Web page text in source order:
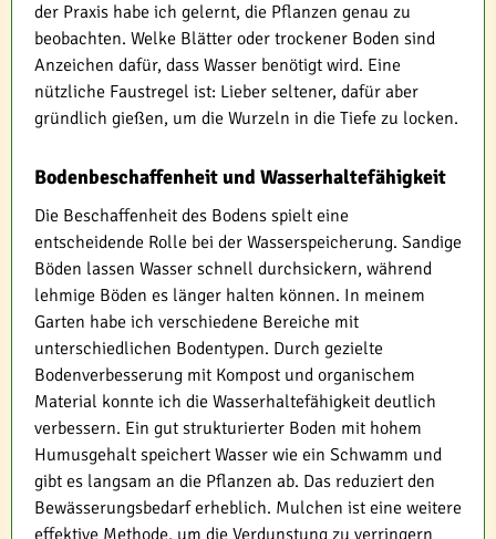
der Praxis habe ich gelernt, die Pflanzen genau zu
beobachten. Welke Blätter oder trockener Boden sind
Anzeichen dafür, dass Wasser benötigt wird. Eine
nützliche Faustregel ist: Lieber seltener, dafür aber
gründlich gießen, um die Wurzeln in die Tiefe zu locken.
Bodenbeschaffenheit und Wasserhaltefähigkeit
Die Beschaffenheit des Bodens spielt eine
entscheidende Rolle bei der Wasserspeicherung. Sandige
Böden lassen Wasser schnell durchsickern, während
lehmige Böden es länger halten können. In meinem
Garten habe ich verschiedene Bereiche mit
unterschiedlichen Bodentypen. Durch gezielte
Bodenverbesserung mit Kompost und organischem
Material konnte ich die Wasserhaltefähigkeit deutlich
verbessern. Ein gut strukturierter Boden mit hohem
Humusgehalt speichert Wasser wie ein Schwamm und
gibt es langsam an die Pflanzen ab. Das reduziert den
Bewässerungsbedarf erheblich. Mulchen ist eine weitere
effektive Methode, um die Verdunstung zu verringern